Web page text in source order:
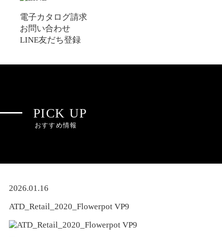
電子カタログ請求
お問い合わせ
LINE友だち登録
PICK UP
おすすめ情報
2026.01.16
ATD_Retail_2020_Flowerpot VP9